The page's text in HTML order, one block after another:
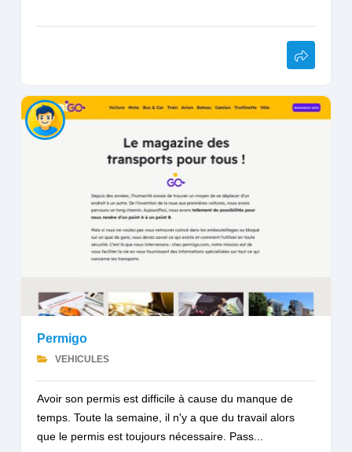
Permigo
VEHICULES
Avoir son permis est difficile à cause du manque de
temps. Toute la semaine, il n'y a que du travail alors
que le permis est toujours nécessaire. Pass...